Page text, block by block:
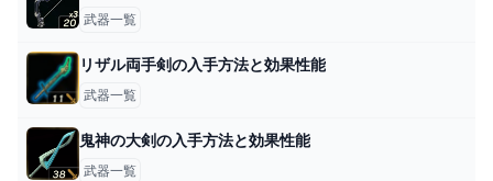
武器一覧
リザル両手剣の入手方法と効果性能
武器一覧
鬼神の大剣の入手方法と効果性能
武器一覧